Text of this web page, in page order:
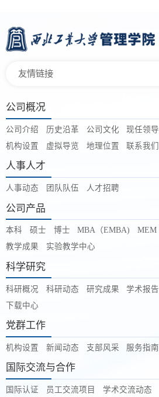
友情链接
公司概况
公司介绍 历史沿革 公司文化 现任领导
机构设置
虚拟导览 地理位置 联系我们
人事人才
人事动态 团队队伍 人才招聘
公司产品
本科 硕士 博士 MBA（EMBA) MEM
教学成果
实验教学中心
科学研究
科研概况 科研动态 研究成果 学术报告
下载中心
党群工作
机构设置 新闻动态 支部风采 服务指南
国际交流与合作
国际认证 员工交流项目 学术交流动态